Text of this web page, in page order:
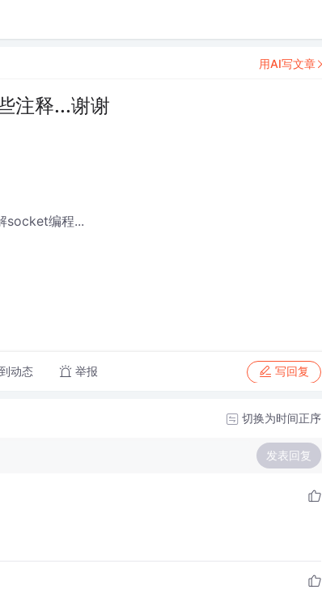
注释...谢谢
socket编程...
动态 举报 写回复
用AI写文章
切换为时间正序
发表回复